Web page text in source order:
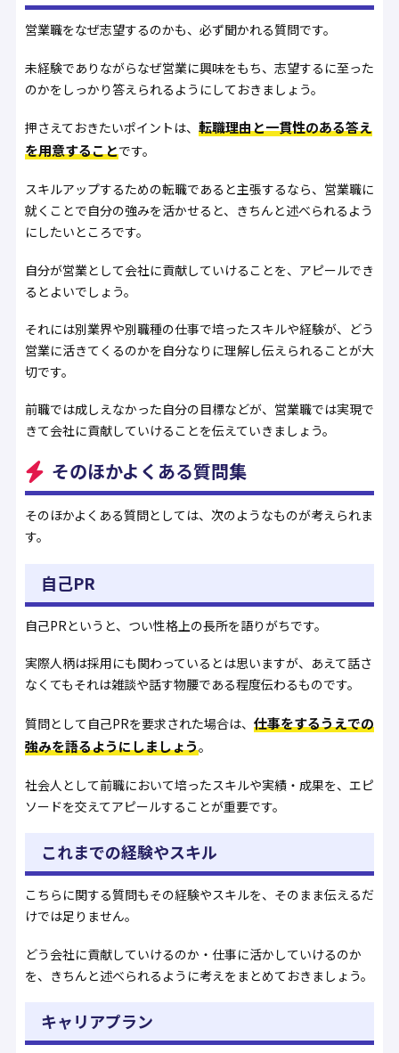
営業職をなぜ志望するのかも、必ず聞かれる質問です。
未経験でありながらなぜ営業に興味をもち、志望するに至った
のかをしっかり答えられるようにしておきましょう。
押さえておきたいポイントは、 転職理由と一貫性のある答え
を用意することです。
スキルアップするための転職であると主張するなら、営業職に
就くことで自分の強みを活かせると、きちんと述べられるよう
にしたいところです。
自分が営業として会社に貢献していけることを、アピールでき
るとよいでしょう。
それには別業界や別職種の仕事で培ったスキルや経験が、どう
営業に活きてくるのかを自分なりに理解し伝えられることが大
切です。
前職では成しえなかった自分の目標などが、営業職では実現で
きて会社に貢献していけることを伝えていきましょう。
そのほかよくある質問集
そのほかよくある質問としては、次のようなものが考えられま
す。
自己PR
自己PRというと、つい性格上の長所を語りがちです。
実際人柄は採用にも関わっているとは思いますが、あえて話さ
なくてもそれは雑談や話す物腰である程度伝わるものです。
質問として自己PRを要求された場合は、 仕事をするうえでの
強みを語るようにしましょう。
社会人として前職において培ったスキルや実績・成果を、エピ
ソードを交えてアピールすることが重要です。
これまでの経験やスキル
こちらに関する質問もその経験やスキルを、そのまま伝えるだ
けでは足りません。
どう会社に貢献していけるのか・仕事に活かしていけるのか
を、きちんと述べられるように考えをまとめておきましょう。
キャリアプラン